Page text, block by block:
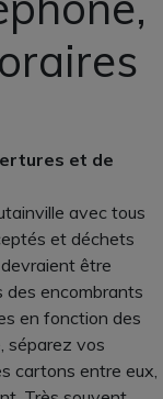
et de
avec tous
et déchets
être
des encombrants
en fonction des
séparez vos
cartons entre eux,